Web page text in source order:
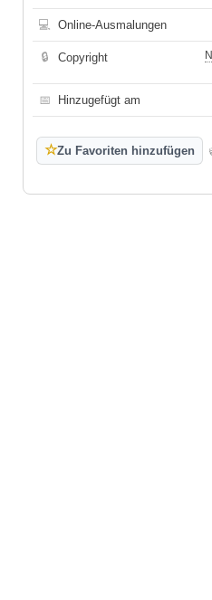
💻 Online-Ausmalungen
🔒 Copyright
📅 Hinzugefügt am
☆Zu Favoriten hinzufügen